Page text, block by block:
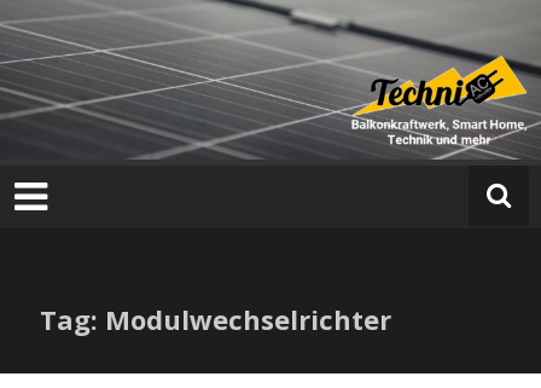
Inhalt
springen
T
e
a
c
Tag: Modulwechselrichter